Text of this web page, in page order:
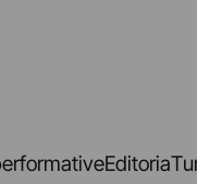
Editoria